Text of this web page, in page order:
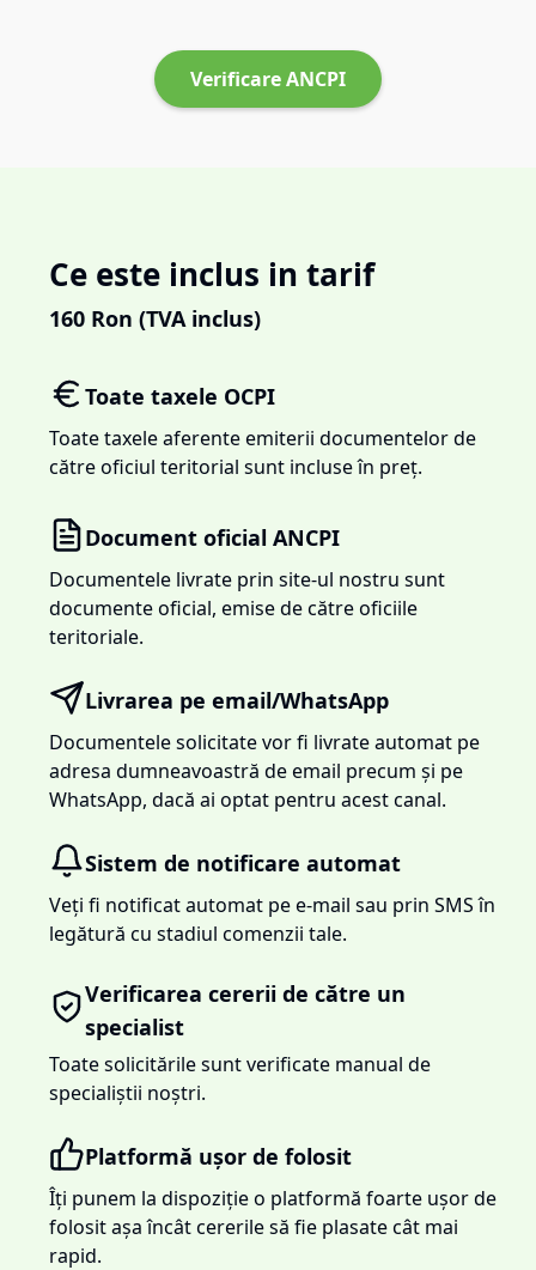
Verificare ANCPI
Ce este inclus in tarif
160 Ron (TVA inclus)
Toate taxele OCPI
Toate taxele aferente emiterii documentelor de
către oficiul teritorial sunt incluse în preț.
Document oficial ANCPI
Documentele livrate prin site-ul nostru sunt
documente oficial, emise de către oficiile
teritoriale.
Livrarea pe email/WhatsApp
Documentele solicitate vor fi livrate automat pe
adresa dumneavoastră de email precum și pe
WhatsApp, dacă ai optat pentru acest canal.
Sistem de notificare automat
Veți fi notificat automat pe e-mail sau prin SMS în
legătură cu stadiul comenzii tale.
Verificarea cererii de către un
specialist
Toate solicitările sunt verificate manual de
specialiștii noștri.
Platformă ușor de folosit
Îți punem la dispoziție o platformă foarte ușor de
folosit așa încât cererile să fie plasate cât mai
rapid.